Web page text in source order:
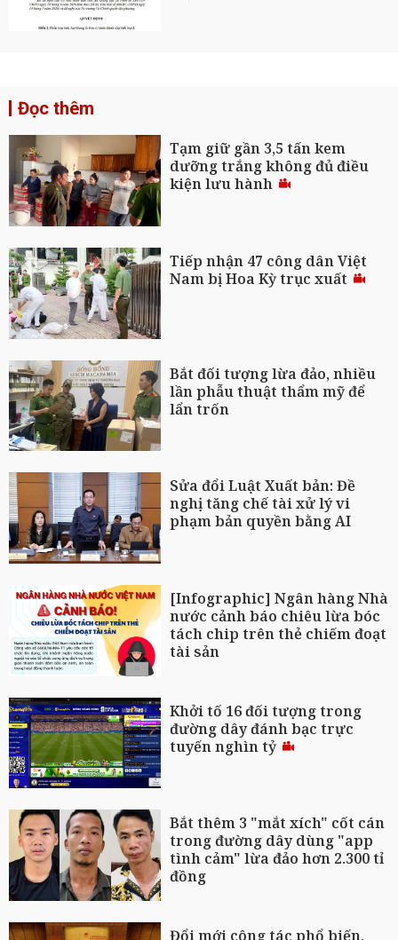
Đọc thêm
Tạm giữ gần 3,5 tấn kem
dưỡng trắng không đủ điều
kiện lưu hành
Tiếp nhận 47 công dân Việt
Nam bị Hoa Kỳ trục xuất
Bắt đối tượng lừa đảo, nhiều
lần phẫu thuật thẩm mỹ để
lẩn trốn
Sửa đổi Luật Xuất bản: Đề
nghị tăng chế tài xử lý vi
phạm bản quyền bằng AI
[Infographic] Ngân hàng Nhà
nước cảnh báo chiêu lừa bóc
tách chip trên thẻ chiếm đoạt
tài sản
Khởi tố 16 đối tượng trong
đường dây đánh bạc trực
tuyến nghìn tỷ
Bắt thêm 3 "mắt xích" cốt cán
trong đường dây dùng "app
tình cảm" lừa đảo hơn 2.300 tỉ
đồng
Đổi mới công tác phổ biến,